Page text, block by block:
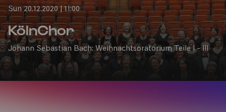
Sun 20.12.2020 | 11:00
KölnChor
Johann Sebastian Bach: Weihnachtsoratorium Teile I - III